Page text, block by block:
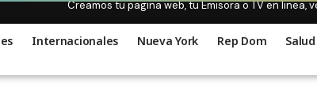
Creamos tu pagina web, tu Emisora o TV en linea,
Internacionales Nueva York Rep Dom Salud